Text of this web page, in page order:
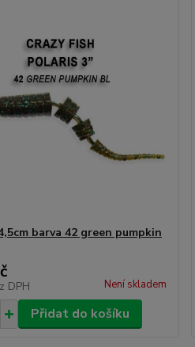
barva 42 green pumpkin
DPH Není skladem
Přidat do košíku